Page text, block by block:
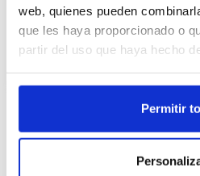
web, quienes pueden
que les haya proporcionado o
partir del uso que haya hecho
Permitir
Non in
Vedi
Descrizione
El Sirope Carte d'Or